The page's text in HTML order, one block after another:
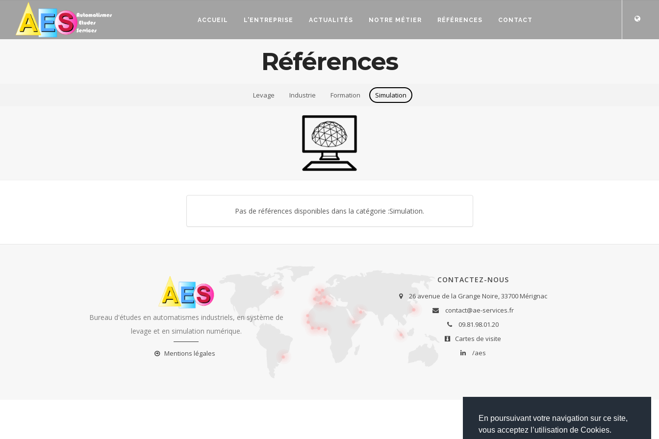
En poursuivant votre navigation sur ce site,
vous acceptez l’utilisation de Cookies.
ACCUEIL L'ENTREPRISE ACTUALITÉS NOTRE MÉTIER RÉFÉRENCES CONTACT
Références
Levage Industrie Formation Simulation
Pas de références disponibles dans la catégorie :Simulation.
Bureau d'études en automatismes industriels, en système de
levage et en simulation numérique.
Mentions légales
CONTACTEZ-NOUS
26 avenue de la Grange Noire, 33700 Mérignac
contact@ae-services.fr
09.81.98.01.20
Cartes de visite
/aes